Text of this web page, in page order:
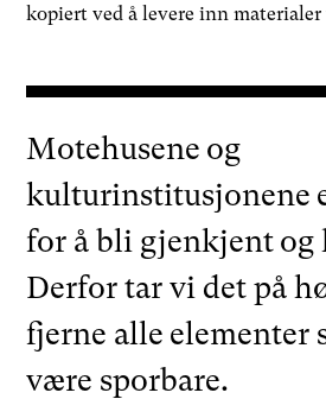
kopiert ved å levere inn
Motehusene og
kulturinstitusjonene
for å bli gjenkjent og
Derfor tar vi det på
fjerne alle elementer
være sporbare.